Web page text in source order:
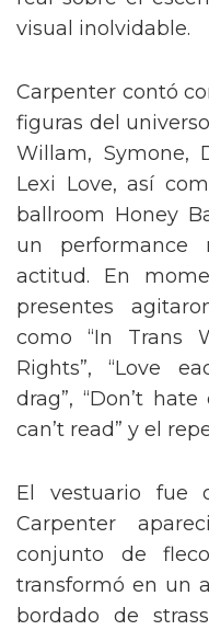
visual inolvidable.
Carpenter contó
figuras del universo
Willam, Symone,
Lexi Love, así
ballroom Honey
un performance
actitud. En
presentes
como “In Trans
Rights”, “Love
drag”, “Don’t
can’t read” y el
El vestuario fue
Carpenter
conjunto de
transformó en un
bordado de